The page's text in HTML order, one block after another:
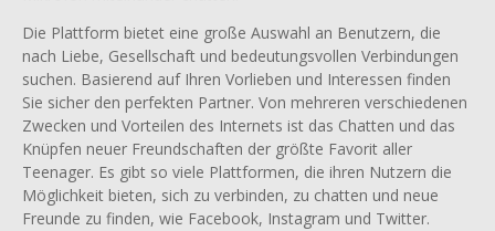
Die Plattform bietet eine große Auswahl an Benutzern, die
nach Liebe, Gesellschaft und bedeutungsvollen Verbindungen
suchen. Basierend auf Ihren Vorlieben und Interessen finden
Sie sicher den perfekten Partner. Von mehreren verschiedenen
Zwecken und Vorteilen des Internets ist das Chatten und das
Knüpfen neuer Freundschaften der größte Favorit aller
Teenager. Es gibt so viele Plattformen, die ihren Nutzern die
Möglichkeit bieten, sich zu verbinden, zu chatten und neue
Freunde zu finden, wie Facebook, Instagram und Twitter.